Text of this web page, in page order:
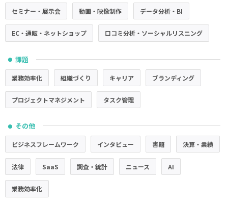
セミナー・展示会 動画・映像制作 データ分析・BI
EC・通販・ネットショップ 口コミ分析・ソーシャルリスニング
● 課題
業務効率化 組織づくり キャリア ブランディング
プロジェクトマネジメント タスク管理
● その他
ビジネスフレームワーク インタビュー 書籍 決算・業績
法律 SaaS 調査・統計 ニュース AI
業務効率化